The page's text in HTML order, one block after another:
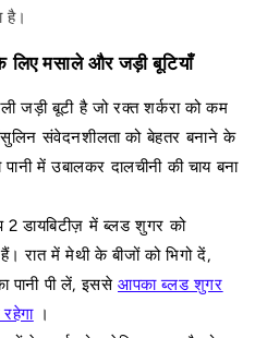
है।
लिए मसाले और जड़ी बूटियाँ
जड़ी बूटी है जो रक्त शर्करा को कम
संवेदनशीलता को बेहतर बनाने के
में उबालकर दालचीनी की चाय बना
2 डायबिटीज़ में ब्लड शुगर को
रात में मेथी के बीजों को भिगो दें,
पानी पी लें, इससे आपका ब्लड शुगर
।